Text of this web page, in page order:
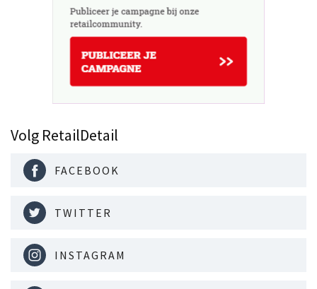
Volg RetailDetail
FACEBOOK
TWITTER
INSTAGRAM